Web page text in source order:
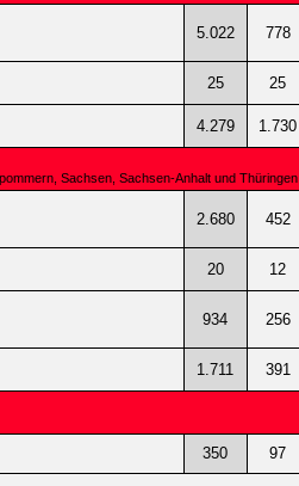
5.022 778
25 25
4.279 1.730
Sachsen, Sachsen-Anhalt und Thüringen
2.680 452
20 12
934 256
1.711 391
350 97